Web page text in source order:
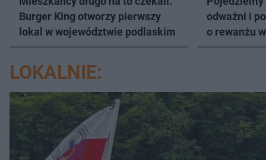
Burger King otworzy pierwszy
lokal w województwie podlaskim
odważni i
o rewanżu
LOKALNIE: